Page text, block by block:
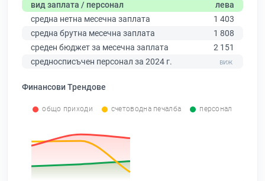
вид заплата / персонал
лева
средна нетна месечна заплата
1 403
средна брутна месечна заплата
1 808
среден бюджет за месечна заплата
2 151
средносписъчен персонал за 2024 г.
Финансови Трендове
общо приходи счетоводна печалба персонал